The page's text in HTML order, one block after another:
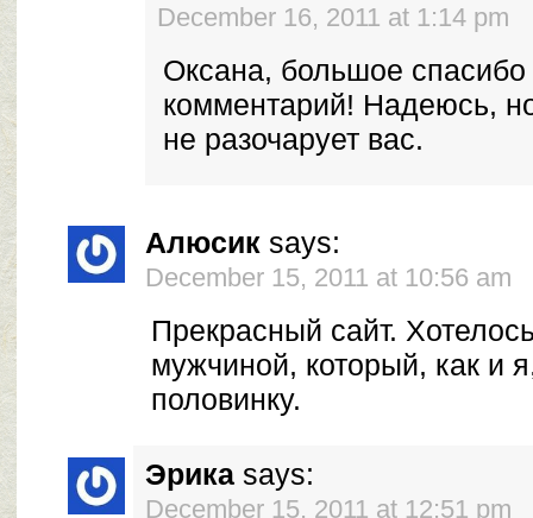
December 16, 2011 at 1:14 pm
Оксана, большое
комментарий! Надеюсь,
не разочарует вас.
Алюсик says:
December 15, 2011 at 10:56 am
Прекрасный сайт.
мужчиной, который, как и
половинку.
Эрика says:
December 15, 2011 at 12:51 pm